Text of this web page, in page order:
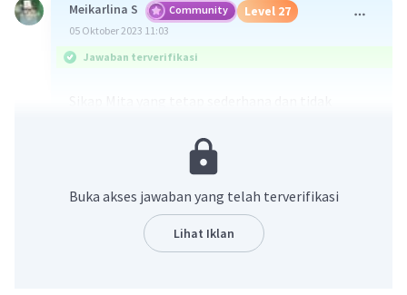
Meikarlina S Community Level 27
05 Oktober 2023 11:03
Jawaban terverifikasi
dengan pengamalan Pancasila yang
dilambangkan dengan sila ke-3 "Persatuan
Indonesia". Sila ke-3 ini menekankan pentingnya
persatuan dan kesatuan bangsa Indonesia dalam
keragaman. Dalam konteks ini, persatuan dan
kesatuan tidak hanya merujuk pada persatuan
Buka akses jawaban yang telah terverifikasi
Lihat Iklan